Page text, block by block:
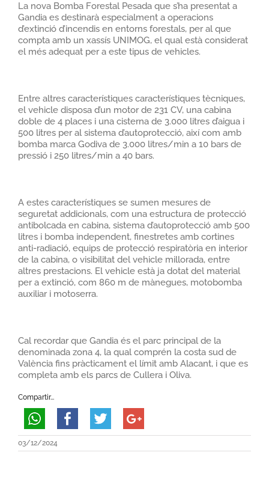
La nova Bomba Forestal Pesada que s’ha presentat a
Gandia es destinarà especialment a operacions
d’extinció d’incendis en entorns forestals, per al que
compta amb un xassís UNIMOG, el qual està considerat
el més adequat per a este tipus de vehicles.
Entre altres característiques característiques tècniques,
el vehicle disposa d’un motor de 231 CV, una cabina
doble de 4 places i una cisterna de 3.000 litres d’aigua i
500 litres per al sistema d’autoprotecció, així com amb
bomba marca Godiva de 3.000 litres/min a 10 bars de
pressió i 250 litres/min a 40 bars.
A estes característiques se sumen mesures de
seguretat addicionals, com una estructura de protecció
antibolcada en cabina, sistema d’autoprotecció amb 500
litres i bomba independent, finestretes amb cortines
anti-radiació, equips de protecció respiratòria en interior
de la cabina, o visibilitat del vehicle millorada, entre
altres prestacions. El vehicle està ja dotat del material
per a extinció, com 860 m de mànegues, motobomba
auxiliar i motoserra.
Cal recordar que Gandia és el parc principal de la
denominada zona 4, la qual comprén la costa sud de
València fins pràcticament el límit amb Alacant, i que es
completa amb els parcs de Cullera i Oliva.
Compartir...
03/12/2024